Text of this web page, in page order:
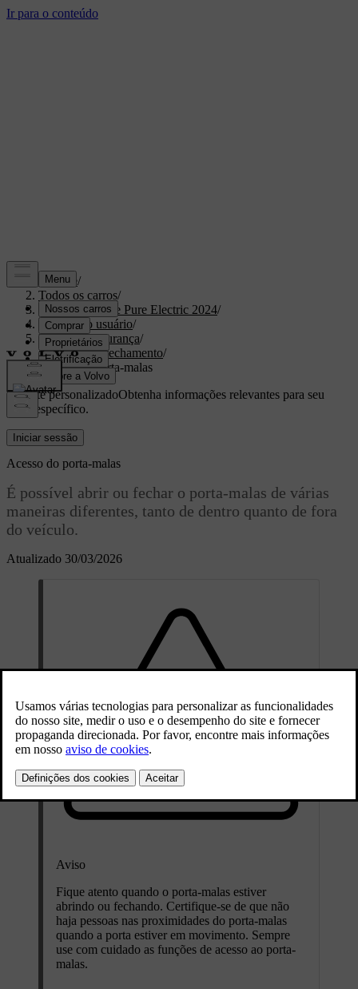
Suporte/
Todos os carros/
XC40 Recharge Pure Electric 2024/
Manual do usuário/
Entrada e segurança/
Abertura e fechamento/
Acesso do porta-malas
Suporte personalizadoObtenha informações relevantes para seu
carro específico.
Iniciar sessão
Atualizado 30/03/2026
Acesso do porta-malas
É possível abrir ou fechar o porta-malas de várias
maneiras diferentes, tanto de dentro quanto de fora
do veículo.
Aviso
Fique atento quando o porta-malas estiver
abrindo ou fechando. Certifique-se de que não
haja pessoas nas proximidades do porta-malas
quando a porta estiver em movimento. Sempre
use com cuidado as funções de acesso ao porta-
malas.